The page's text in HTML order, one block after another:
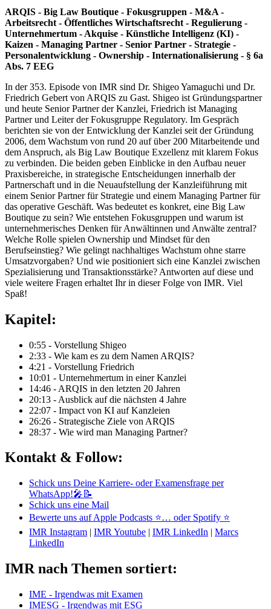
ARQIS - Big Law Boutique - Fokusgruppen - M&A -
Arbeitsrecht - Öffentliches Wirtschaftsrecht - Regulierung -
Unternehmertum - Akquise - Künstliche Intelligenz (KI) -
Kaizen - Managing Partner - Senior Partner - Strategie -
Personalentwicklung - Ownership - Internationalisierung - § 6a
Abs. 7 EEG
In der 353. Episode von IMR sind Dr. Shigeo Yamaguchi und Dr.
Friedrich Gebert von ARQIS zu Gast. Shigeo ist Gründungspartner
und heute Senior Partner der Kanzlei, Friedrich ist Managing
Partner und Leiter der Fokusgruppe Regulatory. Im Gespräch
berichten sie von der Entwicklung der Kanzlei seit der Gründung
2006, dem Wachstum von rund 20 auf über 200 Mitarbeitende und
dem Anspruch, als Big Law Boutique Exzellenz mit klarem Fokus
zu verbinden. Die beiden geben Einblicke in den Aufbau neuer
Praxisbereiche, in strategische Entscheidungen innerhalb der
Partnerschaft und in die Neuaufstellung der Kanzleiführung mit
einem Senior Partner für Strategie und einem Managing Partner für
das operative Geschäft. Was bedeutet es konkret, eine Big Law
Boutique zu sein? Wie entstehen Fokusgruppen und warum ist
unternehmerisches Denken für Anwältinnen und Anwälte zentral?
Welche Rolle spielen Ownership und Mindset für den
Berufseinstieg? Wie gelingt nachhaltiges Wachstum ohne starre
Umsatzvorgaben? Und wie positioniert sich eine Kanzlei zwischen
Spezialisierung und Transaktionsstärke? Antworten auf diese und
viele weitere Fragen erhaltet Ihr in dieser Folge von IMR. Viel
Spaß!
Kapitel:
0:55 - Vorstellung Shigeo
2:33 - Wie kam es zu dem Namen ARQIS?
4:21 - Vorstellung Friedrich
10:01 - Unternehmertum in einer Kanzlei
14:46 - ARQIS in den letzten 20 Jahren
20:13 - Ausblick auf die nächsten 4 Jahre
22:07 - Impact von KI auf Kanzleien
26:26 - Strategische Ziele von ARQIS
28:37 - Wie wird man Managing Partner?
Kontakt & Follow:
Schick uns Deine Karriere- oder Examensfrage per
WhatsApp!🎤📝
Schick uns eine Mail
Bewerte uns auf Apple Podcasts ⭐… oder Spotify ⭐
IMR Instagram | IMR Youtube | IMR LinkedIn | Marcs
LinkedIn
IMR nach Themen sortiert:
IME - Irgendwas mit Examen
IMESG - Irgendwas mit ESG